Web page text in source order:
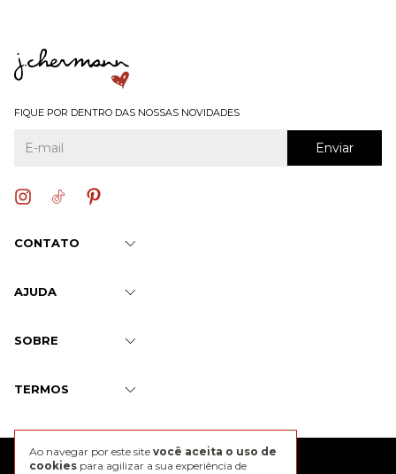
Ao navegar por este site você aceita o uso de
cookies para agilizar a sua experiência de
FIQUE POR DENTRO DAS NOSSAS NOVIDADES
CONTATO
AJUDA
SOBRE
TERMOS
@2026 J. Chermann